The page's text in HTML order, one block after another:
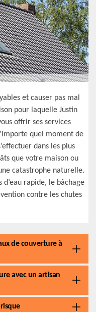
et causer pas mal
pour laquelle Justin
offrir ses services
quel moment de
dans les plus
que votre maison ou
catastrophe naturelle.
rapide, le bâchage
contre les chutes
de couverture à
avec un artisan